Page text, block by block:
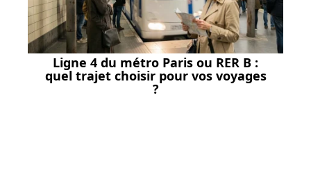
Ligne 4 du métro Paris ou RER B :
quel trajet choisir pour vos voyages
?